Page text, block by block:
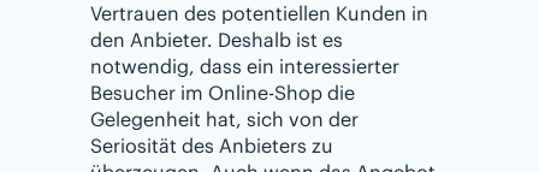
Vertrauen des potentiellen Kunden in
den Anbieter. Deshalb ist es
notwendig, dass ein interessierter
Besucher im Online-Shop die
Gelegenheit hat, sich von der
Seriosität des Anbieters zu